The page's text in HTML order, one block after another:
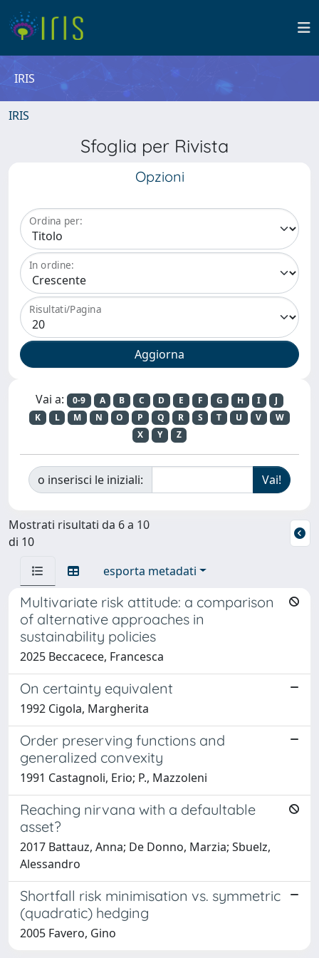
IRIS
IRIS
Sfoglia per Rivista
Opzioni
Ordina per:
In ordine:
Risultati/Pagina
Vai a: 0-9 A B C D E F G H I
J
K
L M N O P Q R S T U V
W
X
Y Z
o inserisci le iniziali:
Mostrati risultati da 6 a 10
di 10
esporta metadati
Multivariate risk attitude: a comparison
of alternative approaches in
sustainability policies
2025 Beccacece, Francesca
On certainty equivalent
1992 Cigola, Margherita
Order preserving functions and
generalized convexity
1991 Castagnoli, Erio; P., Mazzoleni
Reaching nirvana with a defaultable
asset?
2017 Battauz, Anna; De Donno, Marzia; Sbuelz,
Alessandro
Shortfall risk minimisation vs. symmetric
(quadratic) hedging
2005 Favero, Gino